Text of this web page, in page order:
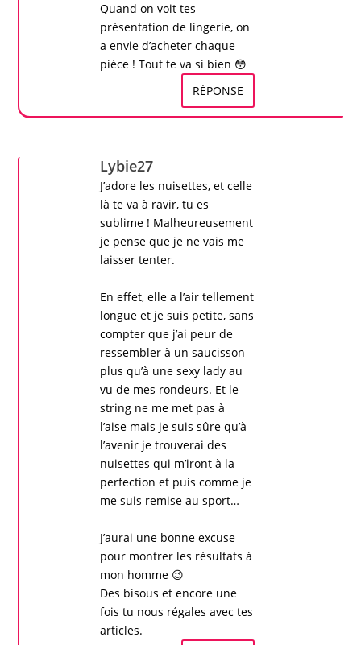
Quand on voit tes
présentation de lingerie, on
a envie d’acheter chaque
pièce ! Tout te va si bien 😳
RÉPONSE
Lybie27
J’adore les nuisettes, et celle
là te va à ravir, tu es
sublime ! Malheureusement
je pense que je ne vais me
laisser tenter.
En effet, elle a l’air tellement
longue et je suis petite, sans
compter que j’ai peur de
ressembler à un saucisson
plus qu’à une sexy lady au
vu de mes rondeurs. Et le
string ne me met pas à
l’aise mais je suis sûre qu’à
l’avenir je trouverai des
nuisettes qui m’iront à la
perfection et puis comme je
me suis remise au sport…
J’aurai une bonne excuse
pour montrer les résultats à
mon homme 😉
Des bisous et encore une
fois tu nous régales avec tes
articles.